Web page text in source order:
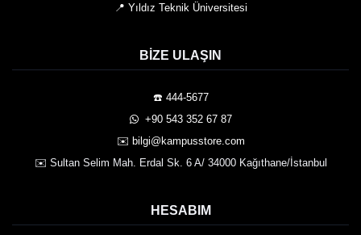
📍 Yıldız Teknik Üniversitesi
BIZE ULAŞIN
☎️ 444-5677
️ +90 543 352 67 87
✉️ bilgi@kampusstore.com
✉️ Sultan Selim Mah. Erdal Sk. 6 A/ 34000 Kağıthane/İstanbul
HESABIM